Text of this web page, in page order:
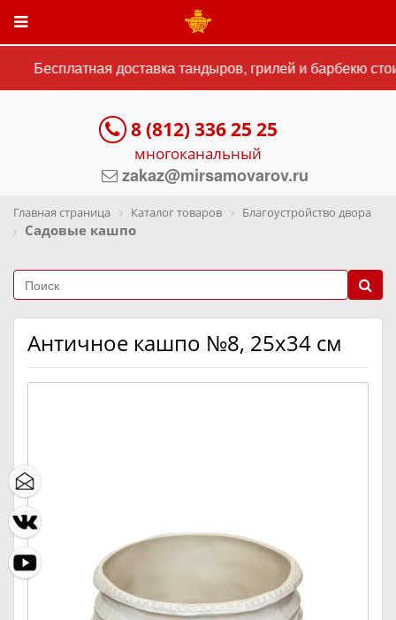
Бесплатная доставка тандыров, грилей и барбекю
8 (812) 336 25 25
многоканальный
zakaz@mirsamovarov.ru
Главная страница Каталог товаров Благоустройство двора
Садовые кашпо
Античное кашпо №8, 25х34 см